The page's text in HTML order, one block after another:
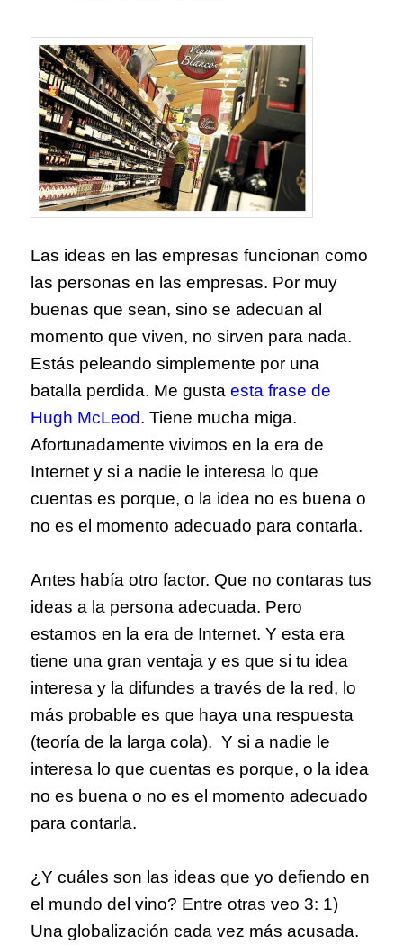
Las ideas en las empresas funcionan como
las personas en las empresas. Por muy
buenas que sean, sino se adecuan al
momento que viven, no sirven para nada.
Estás peleando simplemente por una
batalla perdida. Me gustaesta frase de
Hugh McLeod. Tiene mucha miga.
Afortunadamente vivimos en la era de
Internet y si a nadie le interesa lo que
cuentas es porque, o la idea no es buena o
no es el momento adecuado para contarla.
Antes había otro factor. Que no contaras tus
ideas a la persona adecuada. Pero
estamos en la era de Internet. Y esta era
tiene una gran ventaja y es que si tu idea
interesa y la difundes a través de la red, lo
más probable es que haya una respuesta
(teoría de la larga cola). Y si a nadie le
interesa lo que cuentas es porque, o la idea
no es buena o no es el momento adecuado
para contarla.
¿Y cuáles son las ideas que yo defiendo en
el mundo del vino? Entre otras veo 3: 1)
Una globalización cada vez más acusada.